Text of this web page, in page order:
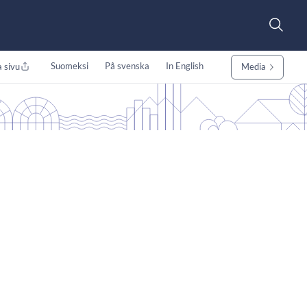
sivu Suomeksi På svenska In English Media